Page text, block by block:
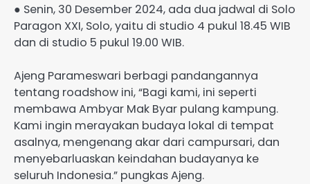
● Senin, 30 Desember 2024, ada dua jadwal di Solo
Paragon XXI, Solo, yaitu di studio 4 pukul 18.45 WIB
dan di studio 5 pukul 19.00 WIB.
Ajeng Parameswari berbagi pandangannya
tentang roadshow ini, “Bagi kami, ini seperti
membawa Ambyar Mak Byar pulang kampung.
Kami ingin merayakan budaya lokal di tempat
asalnya, mengenang akar dari campursari, dan
menyebarluaskan keindahan budayanya ke
seluruh Indonesia.” pungkas Ajeng.